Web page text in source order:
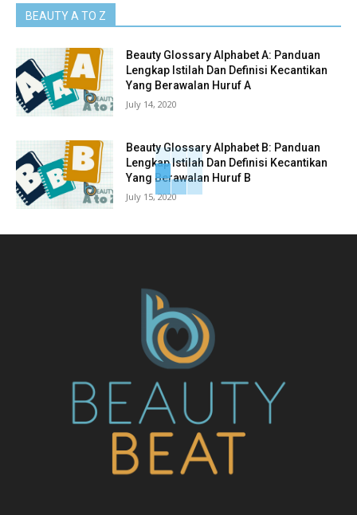
BEAUTY A TO Z
Beauty Glossary Alphabet A: Panduan
Lengkap Istilah Dan Definisi Kecantikan
Yang Berawalan Huruf A
July 14, 2020
Beauty Glossary Alphabet B: Panduan
Lengkap Istilah Dan Definisi Kecantikan
Yang Berawalan Huruf B
July 15, 2020